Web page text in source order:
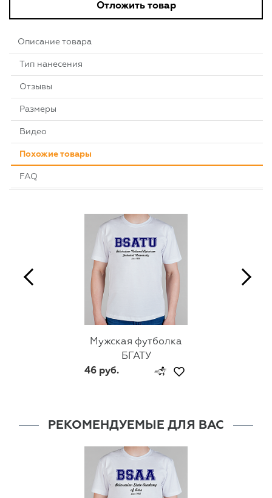
Отложить товар
Описание товара
Тип нанесения
Отзывы
Размеры
Видео
Похожие товары
FAQ
Мужская футболка
БГАТУ
46 руб.
РЕКОМЕНДУЕМЫЕ ДЛЯ ВАС